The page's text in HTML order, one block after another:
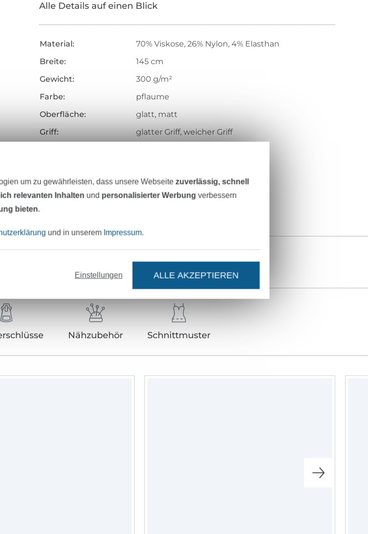
Alle Details auf einen Blick
Material:
70% Viskose, 26% Nylon, 4% Elasthan
Breite:
145 cm
Gewicht:
300 g/m²
Farbe:
pflaume
Oberfläche:
glatt, matt
Griff:
glatter Griff, weicher Griff
Art.Nr.:
131.434-5022
Nähzubehör Schnittmuster
um zu gewährleisten, dass unsere Webseitezuverlässig, schnell
relevanten Inhalten und personalisierter Werbung verbessern
bieten.
und in unserem Impressum.
Einstellungen ALLE AKZEPTIEREN